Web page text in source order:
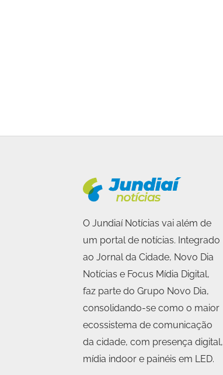
O Jundiaí Notícias vai além de
um portal de notícias. Integrado
ao Jornal da Cidade, Novo Dia
Notícias e Focus Mídia Digital,
faz parte do Grupo Novo Dia,
consolidando-se como o maior
ecossistema de comunicação
da cidade, com presença digital,
mídia indoor e painéis em LED.